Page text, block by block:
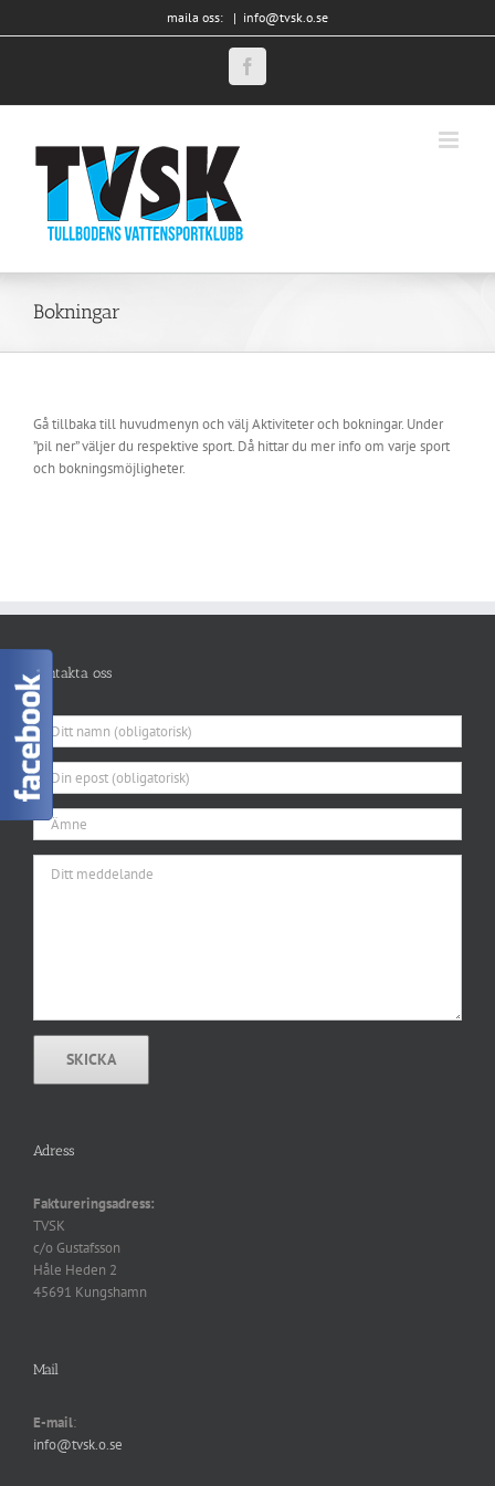
till
maila oss: | info@tvsk.o.se
Facebook
Bokningar
Gå tillbaka till huvudmenyn och välj Aktiviteter och bokningar. Under
”pil ner” väljer du respektive sport. Då hittar du mer info om varje sport
och bokningsmöjligheter.
Kontakta oss
Adress
Faktureringsadress:
TVSK
c/o Gustafsson
Håle Heden 2
45691 Kungshamn
Mail
E-mail:
info@tvsk.o.se